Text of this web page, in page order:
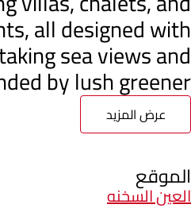
all designed with
sea views and
by lush greener...
عرض المزيد
الموقع
العين السخنه